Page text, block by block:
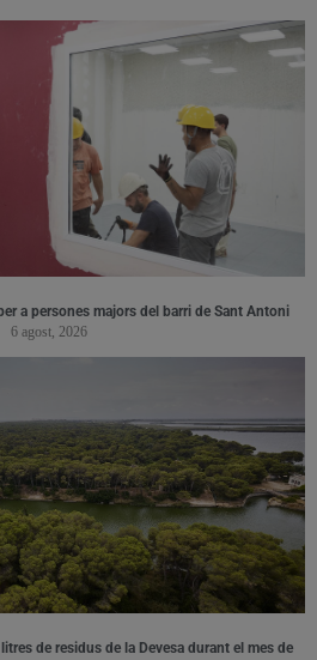
a persones majors del barri de Sant Antoni
6 agost, 2026
de residus de la Devesa durant el mes de